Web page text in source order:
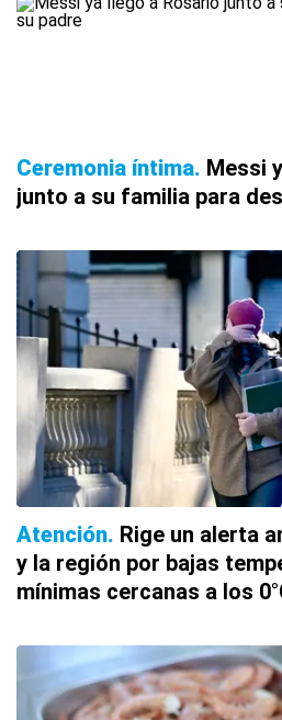
Ceremonia íntima Messi
junto a su familia para
Atención Rige un alerta
y la región por bajas
mínimas cercanas a los